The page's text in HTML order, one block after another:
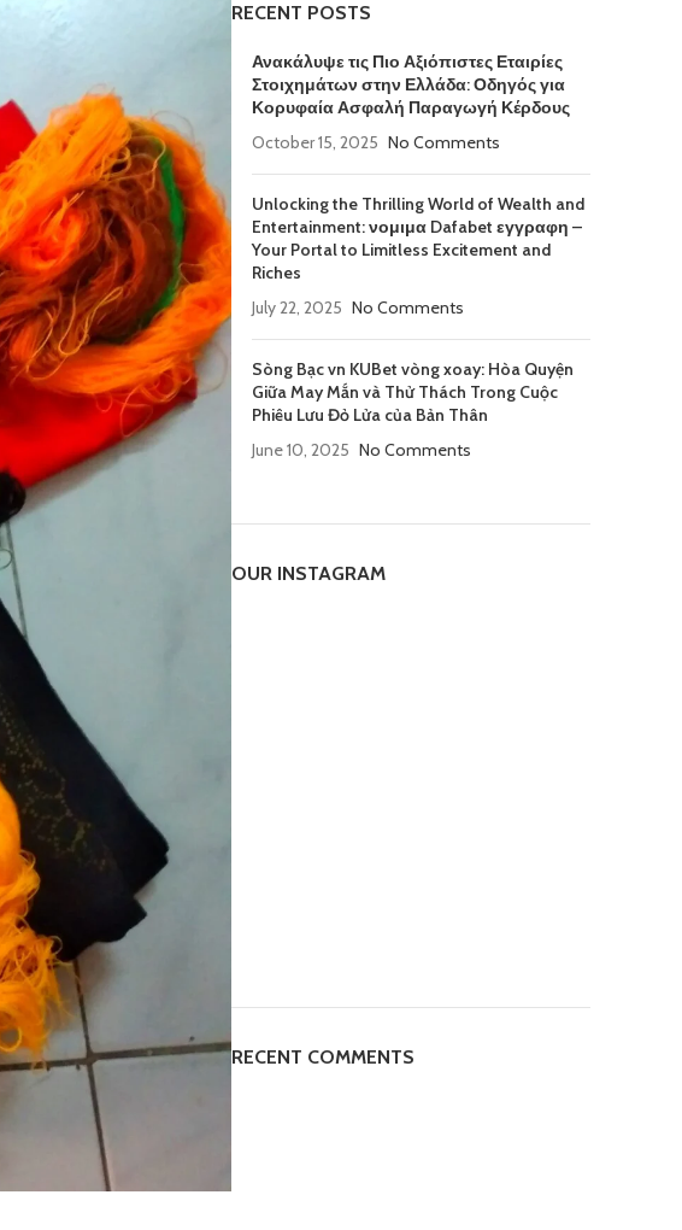
RECENT POSTS
Ανακάλυψε τις Πιο Αξιόπιστες Εταιρίες
Στοιχημάτων στην Ελλάδα: Οδηγός για
Κορυφαία Ασφαλή Παραγωγή Κέρδους
October 15, 2025 No Comments
Unlocking the Thrilling World of Wealth and
Entertainment: νομιμα Dafabet εγγραφη –
Your Portal to Limitless Excitement and
Riches
July 22, 2025 No Comments
Sòng Bạc vn KUBet vòng xoay: Hòa Quyện
Giữa May Mắn và Thử Thách Trong Cuộc
Phiêu Lưu Đỏ Lửa của Bản Thân
June 10, 2025 No Comments
OUR INSTAGRAM
RECENT COMMENTS